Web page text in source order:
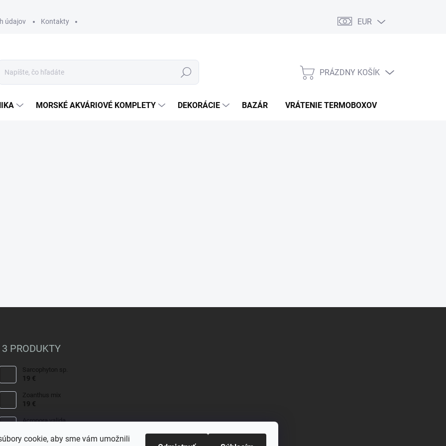
cookie, aby sme vám umožnili
údajov Kontakty EUR
Hľadať
NÁKUPNÝ
PRÁZDNY KOŠÍK
MORSKÉ AKVÁRIOVÉ KOMPLETY DEKORÁCIE BAZÁR VRÁTENIE TERMOBOXOV
PRODUKTY
Sarcophyton sp.
19 €
Zoanthus mix
19 €
Acropora valida